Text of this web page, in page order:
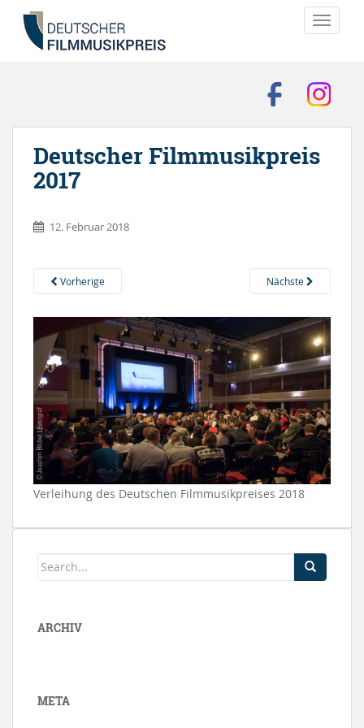
Deutscher Filmmusikpreis
2017
12. Februar 2018
Vorherige Nächste
Verleihung des Deutschen Filmmusikpreises 2018
ARCHIV
META